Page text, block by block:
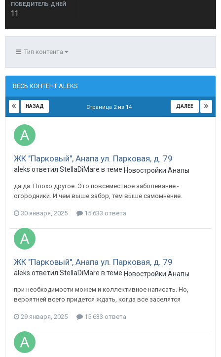
ПОБЕДИТЕЛЬ ДНЕЙ
11
Тип контента
ВЕСЬ КОНТЕНТ ALEKS
НАЗАД ДАЛЕЕ
Страница 2 из 14
ЖК "Парковый", Анапа ул. Парковая, д. 79
aleks ответил StellaDiMare в теме Новостройки Анапы
да да. Плохо другое. Это повсеместное заболевание -
огородники. И чем выше забор, тем выше самомнение.
30 января, 2025 15 633 ответа
ЖК "Парковый", Анапа ул. Парковая, д. 79
aleks ответил StellaDiMare в теме Новостройки Анапы
при необходимости можем и коллективное написать. Но,
вероятней всего придется ждать, когда все заселятся
29 января, 2025 15 633 ответа